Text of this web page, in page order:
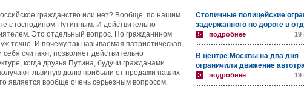
гражданство или нет? Вообще, по нашим
с господином Путинным. И действительно
Это отдельный вопрос. Но гражданином
точно. И почему так называемая патриотическая
себя считают, позволяет действительно
когда друзья Путина, будучи гражданами
львиную долю прибыли от продажи наших
является вообще очень серьезным вопросом.
Столичные полицейские
задержанного по дороге в
подробнее 19
В центре Москвы на два дня
ограничили движение
подробнее 19